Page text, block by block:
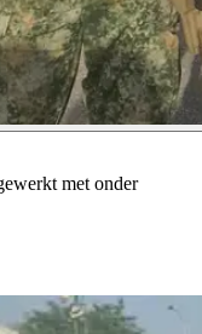
met onder